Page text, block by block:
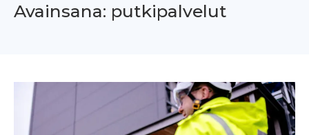
Avainsana: putkipalvelut